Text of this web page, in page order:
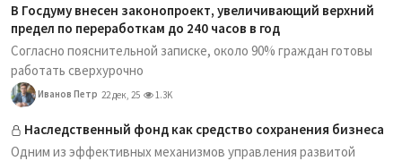
В Госдуму внесен законопроект, увеличивающий верхний
предел по переработкам до 240 часов в год
Согласно пояснительной записке, около 90% граждан готовы
работать сверхурочно
Иванов Петр 22 дек, 25 1.3K
Наследственный фонд как средство сохранения бизнеса
Одним из эффективных механизмов управления развитой